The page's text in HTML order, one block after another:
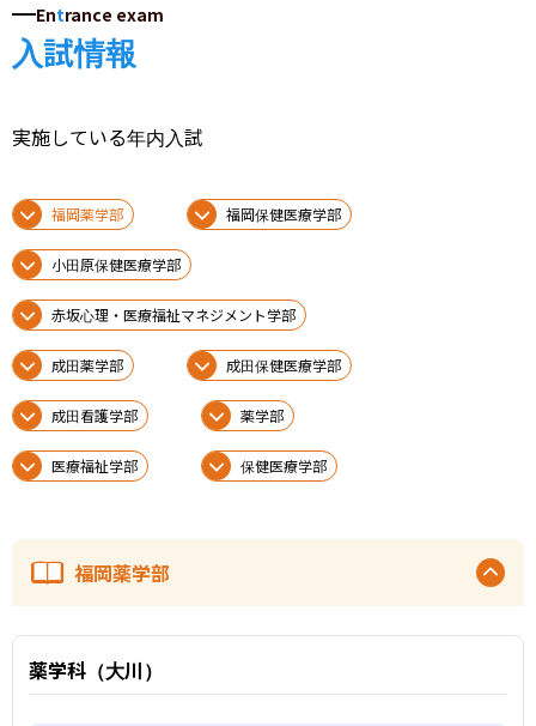
Entrance exam
入試情報
実施している年内入試
福岡薬学部 福岡保健医療学部
小田原保健医療学部
赤坂心理・医療福祉マネジメント学部
成田薬学部 成田保健医療学部
成田看護学部 薬学部
医療福祉学部 保健医療学部
福岡薬学部
薬学科（大川）